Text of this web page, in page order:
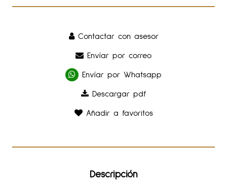
Contactar con asesor
Envíar por correo
Envíar por Whatsapp
Descargar pdf
Añadir a favoritos
Descripción